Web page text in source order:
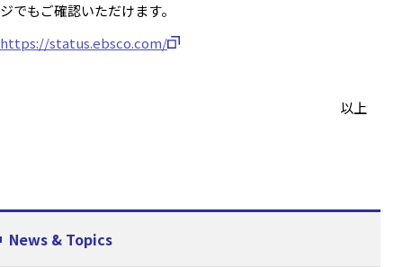
ジでもご確認いただけます。
https://status.ebsco.com/
以上
News & Topics